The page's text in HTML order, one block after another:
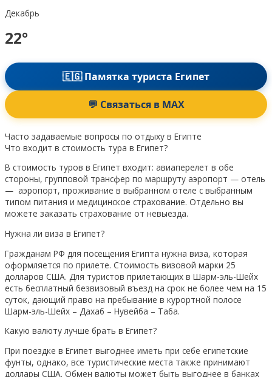
Декабрь
22°
🇪🇬 Памятка туриста Египет
💬 Связаться в MAX
Часто задаваемые вопросы по отдыху в Египте
Что входит в стоимость тура в Египет?
В стоимость туров в Египет входит: авиаперелет в обе
стороны, групповой трансфер по маршруту аэропорт — отель
— аэропорт, проживание в выбранном отеле с выбранным
типом питания и медицинское страхование. Отдельно вы
можете заказать страхование от невыезда.
Нужна ли виза в Египет?
Гражданам РФ для посещения Египта нужна виза, которая
оформляется по прилете. Стоимость визовой марки 25
долларов США. Для туристов прилетающих в Шарм-эль-Шейх
есть бесплатный безвизовый въезд на срок не более чем на 15
суток, дающий право на пребывание в курортной полосе
Шарм-эль-Шейх – Дахаб – Нувейба – Таба.
Какую валюту лучше брать в Египет?
При поездке в Египет выгоднее иметь при себе египетские
фунты, однако, все туристические места также принимают
доллары США. Обмен валюты может быть выгоднее в банках